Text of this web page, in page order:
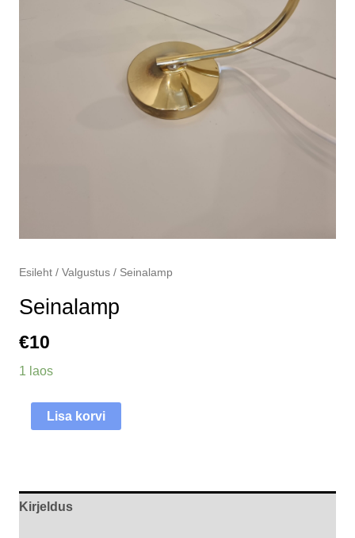
Esileht/ Valgustus/ Seinalamp
Seinalamp
€10
1 laos
Lisa korvi
Kirjeldus